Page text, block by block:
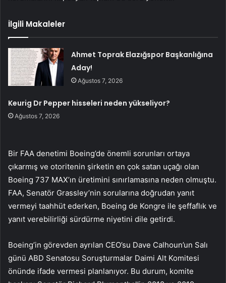
İlgili Makaleler
Ahmet Toprak Elazığspor Başkanlığına
Aday!
Ağustos 7, 2026
Keurig Dr Pepper hisseleri neden yükseliyor?
Ağustos 7, 2026
Bir FAA denetimi Boeing’de önemli sorunları ortaya
çıkarmış ve otoritenin şirketin en çok satan uçağı olan
Boeing 737 MAX’ın üretimini sınırlamasına neden olmuştu.
FAA, Senatör Grassley’nin sorularına doğrudan yanıt
vermeyi taahhüt ederken, Boeing de Kongre ile şeffaflık ve
yanıt verebilirliği sürdürme niyetini dile getirdi.
Boeing’in görevden ayrılan CEO’su Dave Calhoun’un Salı
günü ABD Senatosu Soruşturmalar Daimi Alt Komitesi
önünde ifade vermesi planlanıyor. Bu durum, komite